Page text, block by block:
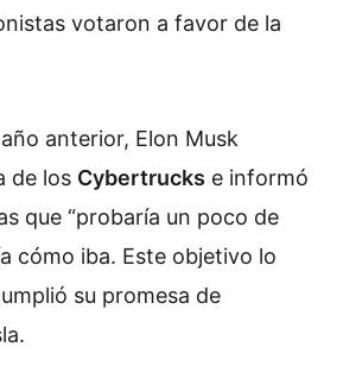
votaron a favor de la
anterior, Elon Musk
de los Cybertrucks e informó
que “probaría un poco de
cómo iba. Este objetivo lo
su promesa de